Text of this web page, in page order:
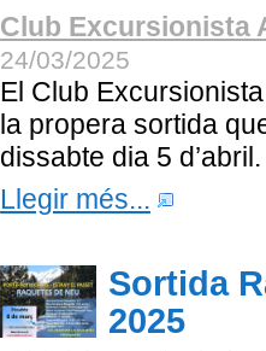
Club Excursionista
24/03/2025
El Club
la propera sortida
dissabte dia 5 d’abril.
Llegir més...
Sortida
2025